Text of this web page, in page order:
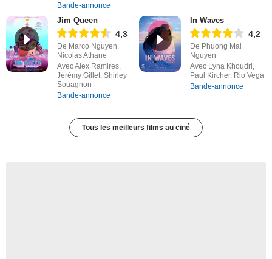
Bande-annonce
Jim Queen
4,3
De Marco Nguyen,
Nicolas Athane
Avec Alex Ramires,
Jérémy Gillet, Shirley
Souagnon
Bande-annonce
In Waves
4,2
De Phuong Mai
Nguyen
Avec Lyna Khoudri,
Paul Kircher, Rio Vega
Bande-annonce
Tous les meilleurs films au ciné